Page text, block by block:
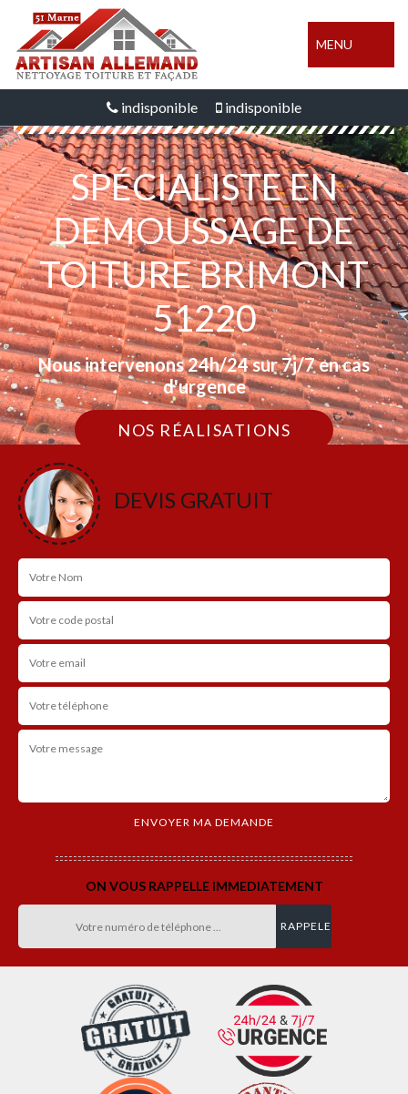
MENU
indisponible indisponible
SPÉCIALISTE EN
DEMOUSSAGE DE
TOITURE BRIMONT
51220
Nous intervenons 24h/24 sur 7j/7 en cas
d'urgence
NOS RÉALISATIONS
DEVIS GRATUIT
ON VOUS RAPPELLE IMMEDIATEMENT